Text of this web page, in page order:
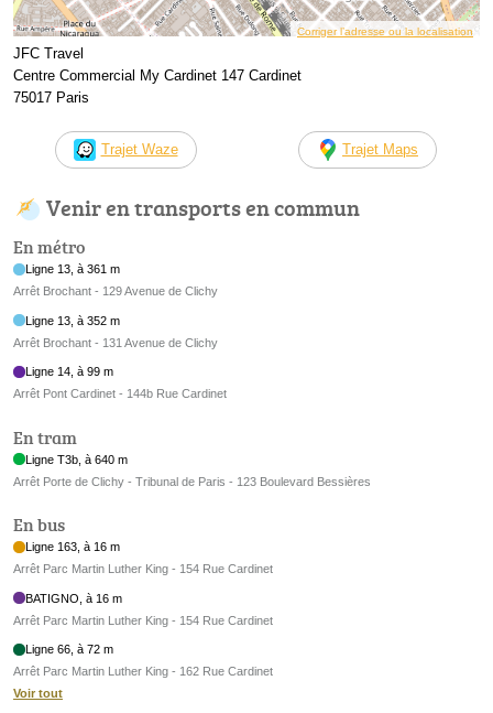
Corriger l’adresse ou la localisation
JFC Travel
Centre Commercial My Cardinet 147 Cardinet
75017 Paris
Trajet Waze Trajet Maps
Venir en transports en commun
En métro
Ligne 13, à 361 m
Arrêt Brochant - 129 Avenue de Clichy
Ligne 13, à 352 m
Arrêt Brochant - 131 Avenue de Clichy
Ligne 14, à 99 m
Arrêt Pont Cardinet - 144b Rue Cardinet
En tram
Ligne T3b, à 640 m
Arrêt Porte de Clichy - Tribunal de Paris - 123 Boulevard Bessières
En bus
Ligne 163, à 16 m
Arrêt Parc Martin Luther King - 154 Rue Cardinet
BATIGNO, à 16 m
Arrêt Parc Martin Luther King - 154 Rue Cardinet
Ligne 66, à 72 m
Arrêt Parc Martin Luther King - 162 Rue Cardinet
Voir tout